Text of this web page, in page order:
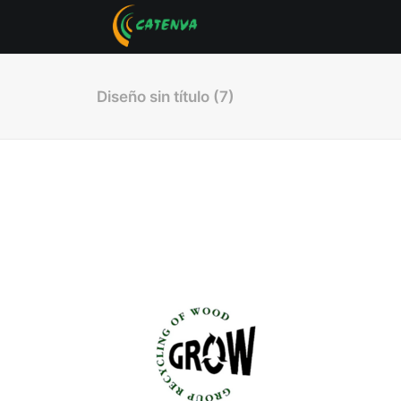
Diseño sin título (7)